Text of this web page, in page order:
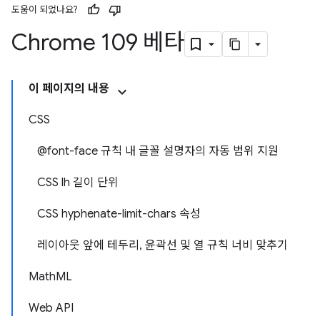
도움이 되었나요?
Chrome 109 베타
이 페이지의 내용
CSS
@font-face 규칙 내 글꼴 설명자의 자동 범위 지원
CSS lh 길이 단위
CSS hyphenate-limit-chars 속성
레이아웃 앞에 테두리, 윤곽선 및 열 규칙 너비 맞추기
MathML
Web API